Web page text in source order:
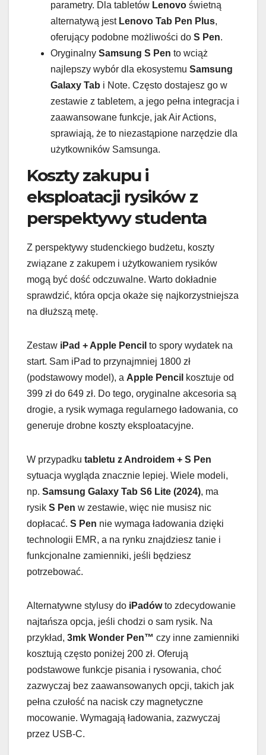
parametry. Dla tabletów Lenovo świetną
alternatywą jest Lenovo Tab Pen Plus,
oferujący podobne możliwości do S Pen.
Oryginalny Samsung S Pen to wciąż
najlepszy wybór dla ekosystemu Samsung
Galaxy Tab i Note. Często dostajesz go w
zestawie z tabletem, a jego pełna integracja i
zaawansowane funkcje, jak Air Actions,
sprawiają, że to niezastąpione narzędzie dla
użytkowników Samsunga.
Koszty zakupu i
eksploatacji rysików z
perspektywy studenta
Z perspektywy studenckiego budżetu, koszty
związane z zakupem i użytkowaniem rysików
mogą być dość odczuwalne. Warto dokładnie
sprawdzić, która opcja okaże się najkorzystniejsza
na dłuższą metę.
Zestaw iPad + Apple Pencil to spory wydatek na
start. Sam iPad to przynajmniej 1800 zł
(podstawowy model), a Apple Pencil kosztuje od
399 zł do 649 zł. Do tego, oryginalne akcesoria są
drogie, a rysik wymaga regularnego ładowania, co
generuje drobne koszty eksploatacyjne.
W przypadku tabletu z Androidem + S Pen
sytuacja wygląda znacznie lepiej. Wiele modeli,
np. Samsung Galaxy Tab S6 Lite (2024), ma
rysik S Pen w zestawie, więc nie musisz nic
dopłacać. S Pen nie wymaga ładowania dzięki
technologii EMR, a na rynku znajdziesz tanie i
funkcjonalne zamienniki, jeśli będziesz
potrzebować.
Alternatywne stylusy do iPadówto zdecydowanie
najtańsza opcja, jeśli chodzi o sam rysik. Na
przykład, 3mk Wonder Pen™ czy inne zamienniki
kosztują często poniżej 200 zł. Oferują
podstawowe funkcje pisania i rysowania, choć
zazwyczaj bez zaawansowanych opcji, takich jak
pełna czułość na nacisk czy magnetyczne
mocowanie. Wymagają ładowania, zazwyczaj
przez USB-C.